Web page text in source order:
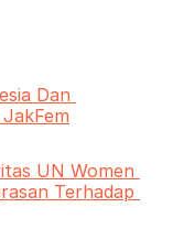
Dan
UN Women
Terhadap